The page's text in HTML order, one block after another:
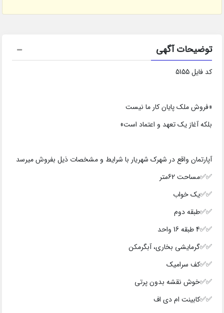
توضیحات آگهی
کد فایل 5155
«فروش ملک پایان کار ما نیست
بلکه آغاز یک تعهد و اعتماد است»
آپارتمان واقع در شهرک شهریار با شرایط و مشخصات ذیل بفروش میرسد
✅✅مساحت 62متر
✅✅یک خواب
✅✅طبقه دوم
✅✅4 طبقه 16 واحد
✅✅گرمایشی بخاری، آبگرمکن
✅✅کف سرامیک
✅✅خوش نقشه بدون پرتی
✅✅کابینت ام دی اف